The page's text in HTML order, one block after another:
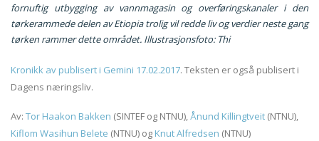
fornuftig utbygging av vannmagasin og overføringskanaler i den
tørkerammede delen av Etiopia trolig vil redde liv og verdier neste gang
tørken rammer dette området. Illustrasjonsfoto: Thi
Kronikk av publisert i Gemini 17.02.2017. Teksten er også publisert i
Dagens næringsliv.
Av: Tor Haakon Bakken (SINTEF og NTNU),Ånund Killingtveit (NTNU),
Kiflom Wasihun Belete (NTNU) og Knut Alfredsen (NTNU)